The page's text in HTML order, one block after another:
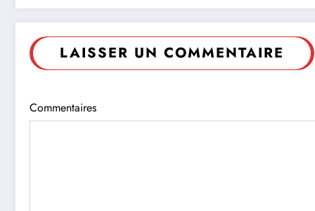
LAISSER UN COMMENTAIRE
Commentaires